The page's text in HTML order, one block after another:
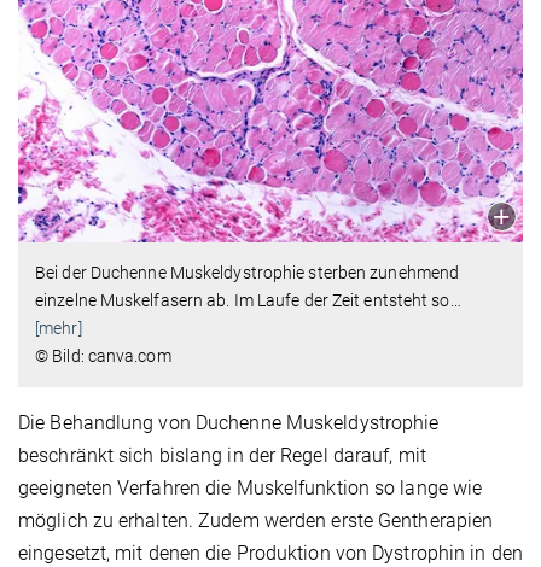
Bei der Duchenne Muskeldystrophie sterben zunehmend
einzelne Muskelfasern ab. Im Laufe der Zeit entsteht so…
[mehr]
© Bild: canva.com
Die Behandlung von Duchenne Muskeldystrophie
beschränkt sich bislang in der Regel darauf, mit
geeigneten Verfahren die Muskelfunktion so lange wie
möglich zu erhalten. Zudem werden erste Gentherapien
eingesetzt, mit denen die Produktion von Dystrophin in den